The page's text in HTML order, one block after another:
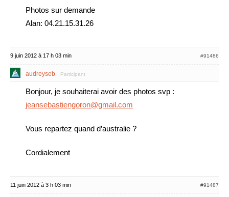
Photos sur demande
Alan: 04.21.15.31.26
9 juin 2012 à 17 h 03 min #91486
audreyseb Participant
Bonjour, je souhaiterai avoir des photos svp :
jeansebastiengoron@gmail.com
Vous repartez quand d’australie ?
Cordialement
11 juin 2012 à 3 h 03 min #91487